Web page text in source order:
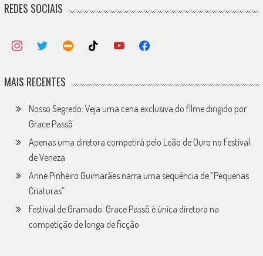
REDES SOCIAIS
MAIS RECENTES
Nosso Segredo: Veja uma cena exclusiva do filme dirigido por
Grace Passô
Apenas uma diretora competirá pelo Leão de Ouro no Festival
de Veneza
Anne Pinheiro Guimarães narra uma sequência de “Pequenas
Criaturas”
Festival de Gramado: Grace Passô é única diretora na
competição de longa de ficção